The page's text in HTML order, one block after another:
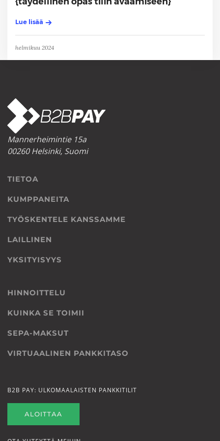
Lue lisää
helmikuu 2024
Mannerheimintie 15a
00260 Helsinki, Suomi
TIETOA
KUMPPANEITA
TYÖSKENTELE KANSSAMME
LAILLINEN
YKSITYISYYS
HINNOITTELU
KUINKA SE TOIMII
SEPA-MAKSUT
VIRTUAALINEN PANKKITASO
B2B PAY: ULKOMAALAISTEN PANKKITILIT
ALOITTAA